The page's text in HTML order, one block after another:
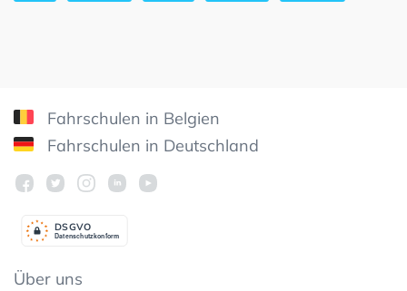
Fahrschulen in Belgien
Fahrschulen in Deutschland
Datenschutzkonform
DSGVO
Über uns